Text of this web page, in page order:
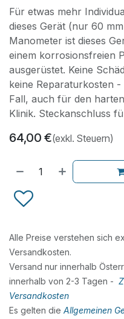
Für etwas mehr
dieses Gerät (nur 60
Manometer ist dieses
einem korrosionsfreien
ausgerüstet. Keine
keine Reparaturkosten
Fall, auch für den
Klinik. Steckanschluss
64,00 €(exkl. Steuern)
Alle Preise verstehen sich
Versandkosten.
Versand nur innerhalb
innerhalb von 2-3 Tagen -
Versandkosten
Es gelten die Allgemeinen